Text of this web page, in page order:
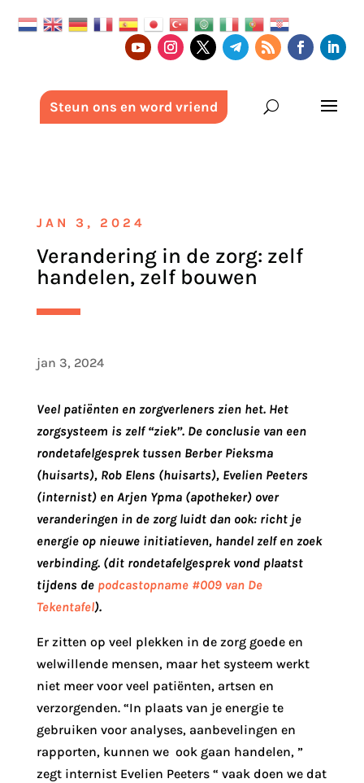
Steun ons en word vriend
JAN 3, 2024
Verandering in de zorg: zelf
handelen, zelf bouwen
jan 3, 2024
Veel patiënten en zorgverleners zien het. Het
zorgsysteem is zelf “ziek”. De conclusie van een
rondetafelgesprek tussen Berber Pieksma
(huisarts), Rob Elens (huisarts), Evelien Peeters
(internist) en Arjen Ypma (apotheker) over
veranderingen in de zorg luidt dan ook: richt je
energie op nieuwe initiatieven, handel zelf en zoek
verbinding. (dit rondetafelgesprek vond plaatst
tijdens de podcastopname #009 van De
Tekentafel).
Er zitten op veel plekken in de zorg goede en
welwillende mensen, maar het systeem werkt
niet meer voor veel patiënten, artsen en
verzorgenden. “In plaats van je energie te
gebruiken voor analyses, aanbevelingen en
rapporten, kunnen we ook gaan handelen, ”
zegt internist Evelien Peeters “ vaak doen we dat